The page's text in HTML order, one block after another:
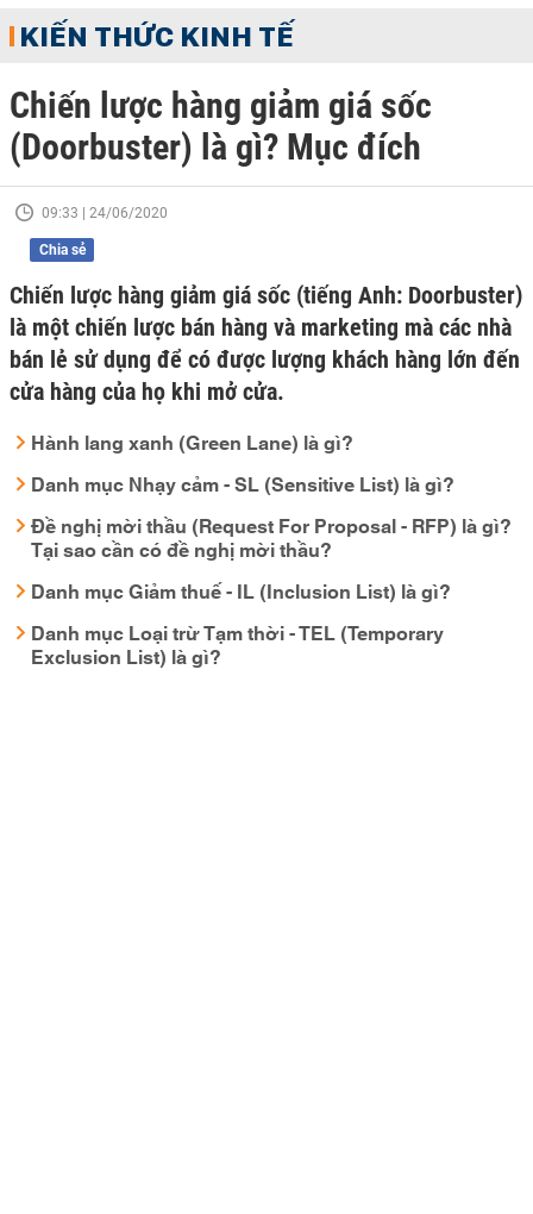
KIẾN THỨC KINH TẾ
Chiến lược hàng giảm giá sốc
(Doorbuster) là gì? Mục đích
09:33 | 24/06/2020
Chia sẻ
Chiến lược hàng giảm giá sốc (tiếng Anh: Doorbuster)
là một chiến lược bán hàng và marketing mà các nhà
bán lẻ sử dụng để có được lượng khách hàng lớn đến
cửa hàng của họ khi mở cửa.
Hành lang xanh (Green Lane) là gì?
Danh mục Nhạy cảm - SL (Sensitive List) là gì?
Đề nghị mời thầu (Request For Proposal - RFP) là gì?
Tại sao cần có đề nghị mời thầu?
Danh mục Giảm thuế - IL (Inclusion List) là gì?
Danh mục Loại trừ Tạm thời - TEL (Temporary
Exclusion List) là gì?